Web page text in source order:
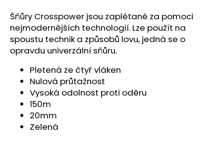
Šňůry Crosspower jsou zaplétané za pomoci
nejmodernějších technologií. Lze použít na
spoustu technik a způsobů lovu, jedná se o
opravdu univerzální sňůru.
Pletená ze čtyř vláken
Nulová průtažnost
Vysoká odolnost proti oděru
150m
20mm
Zelená
D
o